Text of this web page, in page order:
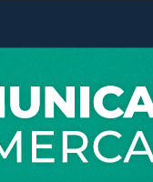
780 - (MTX-
0 comentários
R$ 0,00